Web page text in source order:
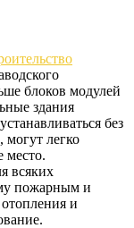
блоков модулей
здания
без
могут легко
место.
всяких
пожарным и
и